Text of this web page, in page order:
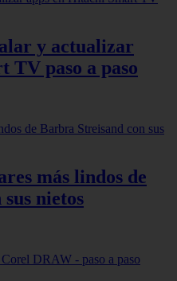
y actualizar
TV paso a paso
más lindos de
nietos